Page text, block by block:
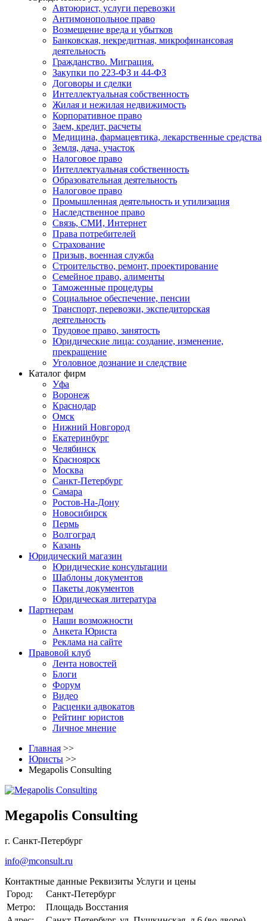
Автоюрист, услуги перевозки
Антимонопольное право
Возмещение вреда и убытков
Банковская, некредитная, микрофинансовая
деятельность
Гражданство. Миграция.
Закупки по 223-ФЗ и 44-ФЗ
Договоры и сделки
Интеллектуальная собственность
Жилая и нежилая недвижимость
Корпоративное право
Заем, кредит, расчеты
Медицина, фармацевтика, лекарственные средства
Земля, дача, участок
Налоговое право
Интеллектуальная собственность
Образовательная деятельность
Налоговое право
Промышленная деятельность и утилизация
Наследственное право
Связь, СМИ, Интернет
Права потребителей
Страхование
Призыв, военная служба
Строительство, ремонт, проектирование
Семейное право, алименты
Таможенные процедуры
Социальное обеспечение, пенсии
Транспорт, перевозки, экспедиторская
деятельность
Трудовое право, занятость
Юридические лица: создание, изменение,
прекращение
Уголовное дознание и следствие
Каталог фирм
Уфа
Воронеж
Краснодар
Омск
Нижний Новгород
Екатеринбург
Челябинск
Красноярск
Москва
Санкт-Петербург
Самара
Ростов-На-Дону
Новосибирск
Пермь
Волгоград
Казань
Юридический магазин
Юридические консультации
Шаблоны документов
Пакеты документов
Юридическая литература
Партнерам
Наши возможности
Анкета Юриста
Реклама на сайте
Правовой клуб
Лента новостей
Блоги
Форум
Видео
Расценки адвокатов
Рейтинг юристов
Личное мнение
Главная >>
Юристы >>
Megapolis Consulting
Megapolis Consulting
г. Санкт-Петербург
info@mconsult.ru
Контактные данные Реквизиты Услуги и цены
Город:
Санкт-Петербург
Метро:
Площадь Восстания